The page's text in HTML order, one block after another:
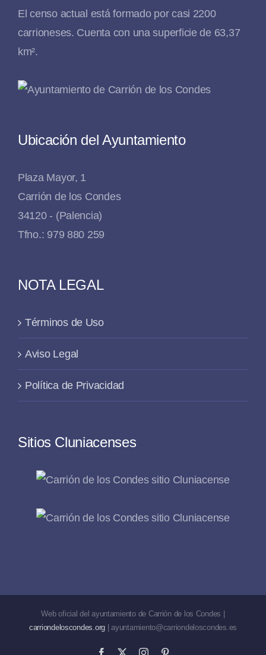
El censo actual está formado por casi 2200
carrioneses. Cuenta con una superficie de 63,37
km².
Ubicación del Ayuntamiento
Plaza Mayor, 1
Carrión de los Condes
34120 - (Palencia)
Tfno.: 979 880 259
NOTA LEGAL
Términos de Uso
Aviso Legal
Política de Privacidad
Sitios Cluniacenses
Web oficial del ayuntamiento de Carrión de los Condes |
carriondeloscondes.org | ayuntamiento@carriondeloscondes.es
Facebook InstagramPinterest